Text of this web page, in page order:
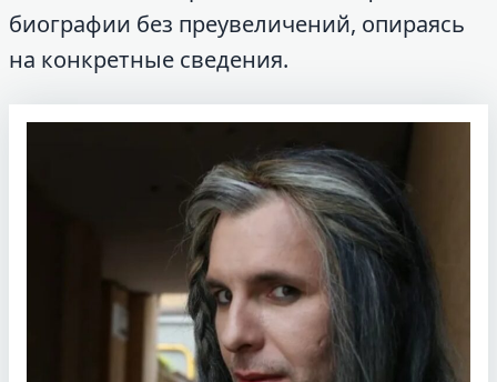
биографии без преувеличений, опираясь
на конкретные сведения.